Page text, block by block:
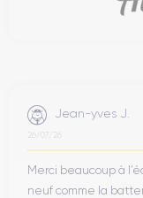
Jean-yves J.
26/07/26
Merci beaucoup à
neuf comme la